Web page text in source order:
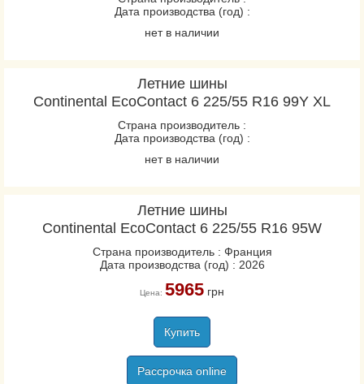
Дата производства (год) :
нет в наличии
Летние шины
Continental EcoContact 6 225/55 R16 99Y XL
Страна производитель :
Дата производства (год) :
нет в наличии
Летние шины
Continental EcoContact 6 225/55 R16 95W
Страна производитель : Франция
Дата производства (год) : 2026
Цена: 5965грн
Купить
Рассрочка online